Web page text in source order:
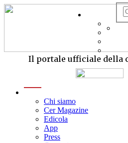
Il portale ufficiale della
Chi siamo
Cer Magazine
Edicola
App
Press